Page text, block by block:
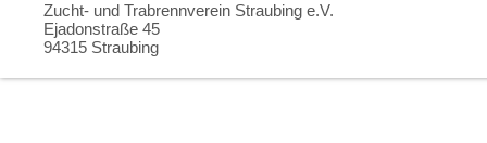
Zucht- und Trabrennverein Straubing e.V.
Ejadonstraße 45
94315 Straubing